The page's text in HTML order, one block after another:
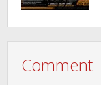
Comment